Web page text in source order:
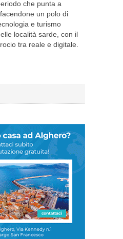
che punta a
un polo di
e turismo
località sarde, con il
tra reale e digitale.